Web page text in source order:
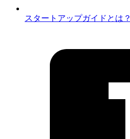
スタートアップガイドとは？